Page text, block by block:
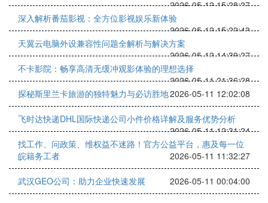
2026-05-12 15:28:27
深入解析番茄影视：全方位影视娱乐新体验
2026-05-12 15:22:43
天翼云电脑外设兼容性问题全解析与解决方案
2026-05-12 14:39:27
不卡影院：畅享高清无缓冲观影体验的理想选择
2026-05-11 21:36:28
探秘斯里兰卡旅游的独特魅力与必访胜地2026-05-11 12:02:08
飞时达快递DHL国际快递公司小件价格详解及服务优势分析
2026-05-11 12:31:24
找工作、问政策、维权益不迷路！官方公益平台，惠及每一位
皖籍务工者
2026-05-11 11:32:27
武汉GEO公司：助力企业快速发展 2026-05-11 00:04:00